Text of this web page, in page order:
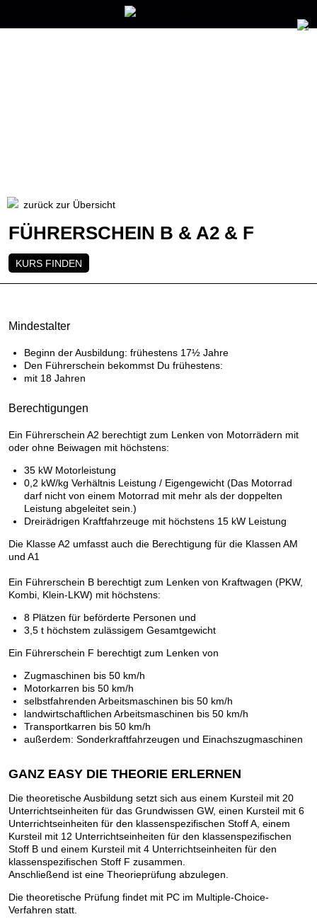
zurück zur Übersicht
FÜHRERSCHEIN B & A2 & F
KURS FINDEN
Mindestalter
Beginn der Ausbildung: frühestens 17½ Jahre
Den Führerschein bekommst Du frühestens:
mit 18 Jahren
Berechtigungen
Ein Führerschein A2 berechtigt zum Lenken von Motorrädern mit
oder ohne Beiwagen mit höchstens:
35 kW Motorleistung
0,2 kW/kg Verhältnis Leistung / Eigengewicht (Das Motorrad
darf nicht von einem Motorrad mit mehr als der doppelten
Leistung abgeleitet sein.)
Dreirädrigen Kraftfahrzeuge mit höchstens 15 kW Leistung
Die Klasse A2 umfasst auch die Berechtigung für die Klassen AM
und A1
Ein Führerschein B berechtigt zum Lenken von Kraftwagen (PKW,
Kombi, Klein-LKW) mit höchstens:
8 Plätzen für beförderte Personen und
3,5 t höchstem zulässigem Gesamtgewicht
Ein Führerschein F berechtigt zum Lenken von
Zugmaschinen bis 50 km/h
Motorkarren bis 50 km/h
selbstfahrenden Arbeitsmaschinen bis 50 km/h
landwirtschaftlichen Arbeitsmaschinen bis 50 km/h
Transportkarren bis 50 km/h
außerdem: Sonderkraftfahrzeugen und Einachszugmaschinen
GANZ EASY DIE THEORIE ERLERNEN
Die theoretische Ausbildung setzt sich aus einem Kursteil mit 20
Unterrichtseinheiten für das Grundwissen GW, einen Kursteil mit 6
Unterrichtseinheiten für den klassenspezifischen Stoff A, einem
Kursteil mit 12 Unterrichtseinheiten für den klassenspezifischen
Stoff B und einem Kursteil mit 4 Unterrichtseinheiten für den
klassenspezifischen Stoff F zusammen.
Anschließend ist eine Theorieprüfung abzulegen.
Die theoretische Prüfung findet mit PC im Multiple-Choice-
Verfahren statt.